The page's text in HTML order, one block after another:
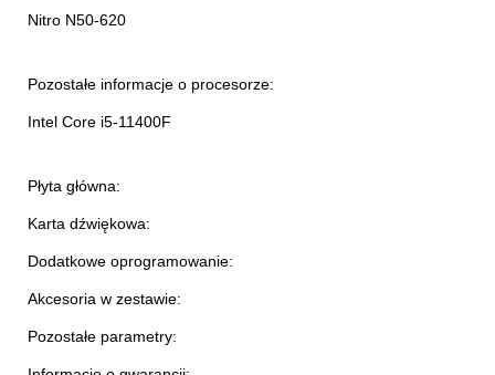
Nitro N50-620
Pozostałe informacje o procesorze:
Intel Core i5-11400F
Płyta główna:
Karta dźwiękowa:
Dodatkowe oprogramowanie:
Akcesoria w zestawie:
Pozostałe parametry: